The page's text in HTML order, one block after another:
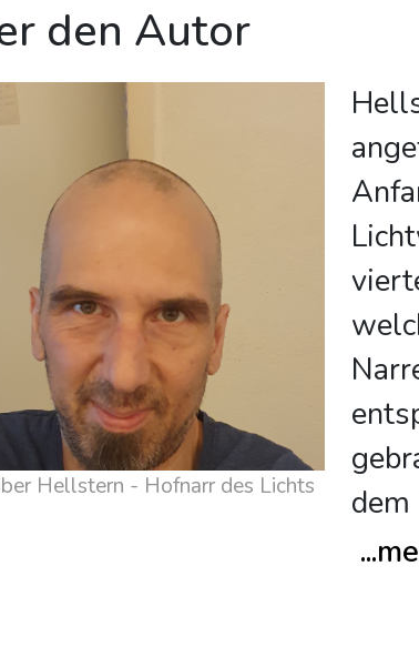
den Autor
Hellstern - Hofnarr des Lichts
...